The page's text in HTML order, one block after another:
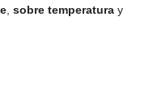
sobre temperatura y